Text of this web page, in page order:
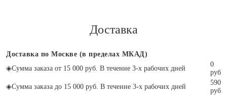
Доставка
Доставка по Москве (в пределах МКАД)
◈Сумма заказа от 15 000 руб. В течение 3-х рабочих дней
0
руб
◈Сумма заказа до 15 000 руб. В течение 3-х рабочих дней
590
руб